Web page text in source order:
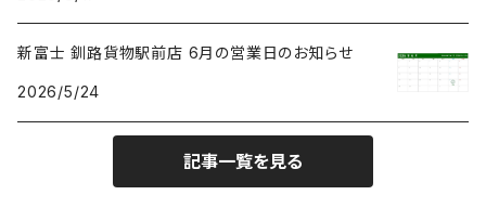
新富士 釧路貨物駅前店 6月の営業日のお知らせ
2026/5/24
記事一覧を見る